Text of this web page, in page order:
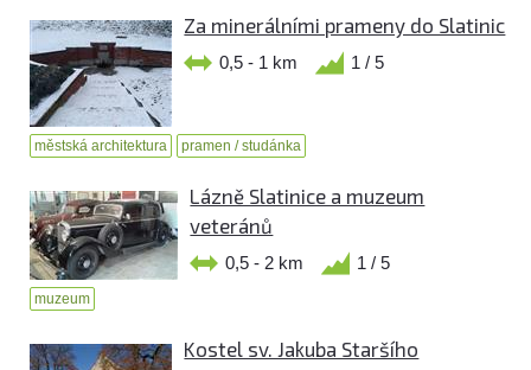
Za minerálními prameny do Slatinic
0,5 - 1 km 1 / 5
městská architektura pramen / studánka
Lázně Slatinice a muzeum
veteránů
0,5 - 2 km 1 / 5
muzeum
Kostel sv. Jakuba Staršího